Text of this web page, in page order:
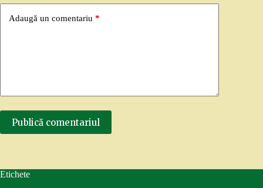
Adaugă un comentariu *
Publică comentariul
Etichete